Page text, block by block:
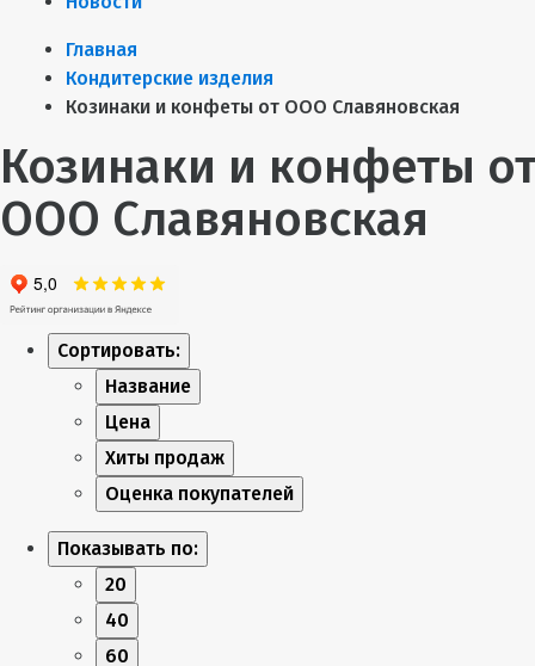
Главная
Кондитерские изделия
Козинаки и конфеты от ООО Славяновская
Козинаки и конфеты
ООО Славяновская
Сортировать:
Название
Цена
Хиты продаж
Оценка покупателей
Показывать по:
20
40
60